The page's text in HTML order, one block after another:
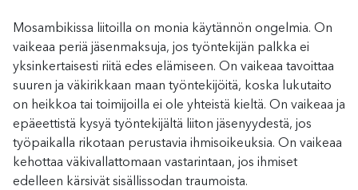
Mosambikissa liitoilla on monia käytännön ongelmia. On
vaikeaa periä jäsenmaksuja, jos työntekijän palkka ei
yksinkertaisesti riitä edes elämiseen. On vaikeaa tavoittaa
suuren ja väkirikkaan maan työntekijöitä, koska lukutaito
on heikkoa tai toimijoilla ei ole yhteistä kieltä. On vaikeaa ja
epäeettistä kysyä työntekijältä liiton jäsenyydestä, jos
työpaikalla rikotaan perustavia ihmisoikeuksia. On vaikeaa
kehottaa väkivallattomaan vastarintaan, jos ihmiset
edelleen kärsivät sisällissodan traumoista.